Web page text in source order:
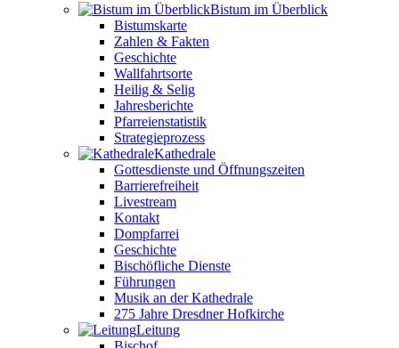
Bistum im Überblick
Bistumskarte
Zahlen & Fakten
Geschichte
Wallfahrtsorte
Heilig & Selig
Jahresberichte
Pfarreienstatistik
Strategieprozess
Kathedrale
Gottesdienste und Öffnungszeiten
Barrierefreiheit
Livestream
Kontakt
Dompfarrei
Geschichte
Bischöfliche Dienste
Führungen
Musik an der Kathedrale
275 Jahre Dresdner Hofkirche
Leitung